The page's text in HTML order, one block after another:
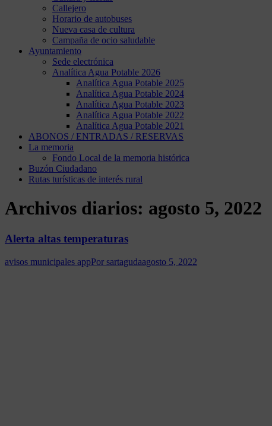
Callejero
Horario de autobuses
Nueva casa de cultura
Campaña de ocio saludable
Ayuntamiento
Sede electrónica
Analítica Agua Potable 2026
Analítica Agua Potable 2025
Analítica Agua Potable 2024
Analítica Agua Potable 2023
Analítica Agua Potable 2022
Analítica Agua Potable 2021
ABONOS / ENTRADAS / RESERVAS
La memoria
Fondo Local de la memoria histórica
Buzón Ciudadano
Rutas turísticas de interés rural
Archivos diarios: agosto 5, 2022
Alerta altas temperaturas
avisos municipales appPor sartagudaagosto 5, 2022